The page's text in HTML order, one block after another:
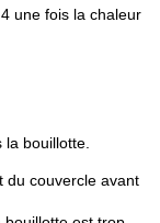
une fois la chaleur
la bouillotte.
du couvercle avant